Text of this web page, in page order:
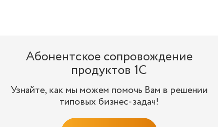
Абонентское сопровождение
продуктов 1C
Узнайте, как мы можем помочь Вам в решении
типовых бизнес-задач!